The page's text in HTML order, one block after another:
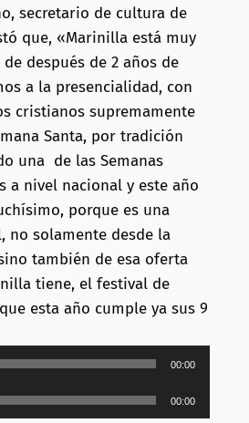
secretario de cultura de
que, «Marinilla está muy
después de 2 años de
a la presencialidad, con
cristianos supremamente
Santa, por tradición
una de las Semanas
a nivel nacional y este año
porque es una
no solamente desde la
también de esa oferta
tiene, el festival de
esta año cumple ya sus 9
00:00
00:00